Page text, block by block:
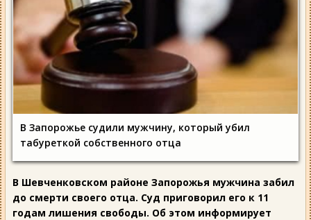
В Запорожье судили мужчину, который убил
табуреткой собственного отца
В Шевченковском районе Запорожья мужчина забил
до смерти своего отца. Суд приговорил его к 11
годам лишения свободы. Об этом информирует